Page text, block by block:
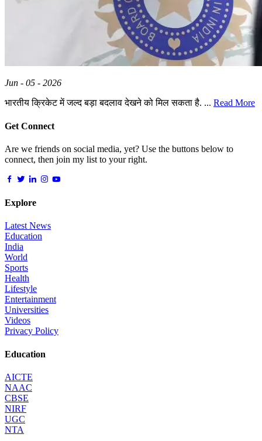
Jun - 05 - 2026
भारतीय क्रिकेट में जल्द बड़ा बदलाव देखने को मिल सकता है. ... Read More
Get Connect
Are we friends on social media, yet? Use the buttons below to
connect, then join my list to your right.
Explore
Latest News
Education
India
World
Sports
Health
Lifestyle
Entertainment
Universities
Videos
Privacy Policy
Education
AICTE
NAAC
CBSE
NIRF
UGC
NTA